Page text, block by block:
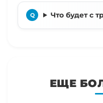
Что будет с
ЕЩЕ